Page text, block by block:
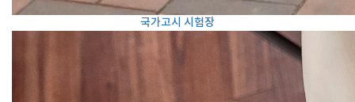
국가고시 시험장